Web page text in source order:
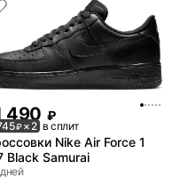
490 ₽
₽× 2 в сплит
Nike Air Force 1
Black Samurai